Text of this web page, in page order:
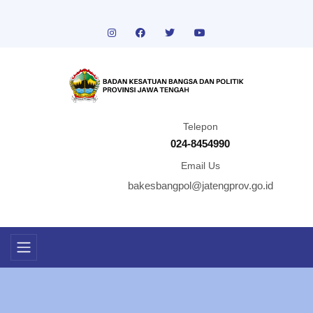
Telepon
024-8454990
Email Us
bakesbangpol@jatengprov.go.id